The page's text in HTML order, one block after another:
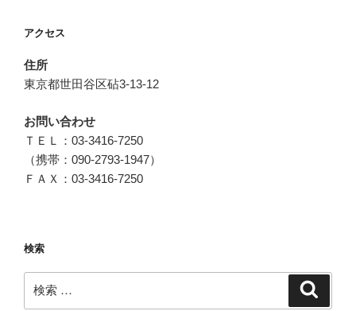
アクセス
住所
東京都世田谷区砧3-13-12
お問い合わせ
ＴＥＬ：03-3416-7250
（携帯：090-2793-1947）
ＦＡＸ：03-3416-7250
検索
検
索: